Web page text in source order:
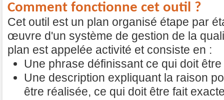
Comment fonctionne cet outil ?
Cet outil est un plan organisé étape par
œuvre d'un système de gestion de la
plan est appelée activité et consiste en :
Une phrase définissant ce qui doit être
Une description expliquant la raison
être réalisée, ce qui doit être fait